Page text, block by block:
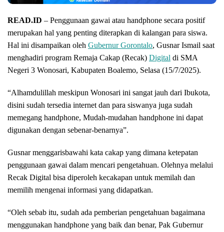
READ.ID – Penggunaan gawai atau handphone secara positif
merupakan hal yang penting diterapkan di kalangan para siswa.
Hal ini disampaikan oleh Gubernur Gorontalo, Gusnar Ismail saat
menghadiri program Remaja Cakap (Recak) Digital di SMA
Negeri 3 Wonosari, Kabupaten Boalemo, Selasa (15/7/2025).
“Alhamdulillah meskipun Wonosari ini sangat jauh dari Ibukota,
disini sudah tersedia internet dan para siswanya juga sudah
memegang handphone, Mudah-mudahan handphone ini dapat
digunakan dengan sebenar-benarnya”.
Gusnar menggarisbawahi kata cakap yang dimana ketepatan
penggunaan gawai dalam mencari pengetahuan. Olehnya melalui
Recak Digital bisa diperoleh kecakapan untuk memilah dan
memilih mengenai informasi yang didapatkan.
“Oleh sebab itu, sudah ada pemberian pengetahuan bagaimana
menggunakan handphone yang baik dan benar, Pak Gubernur